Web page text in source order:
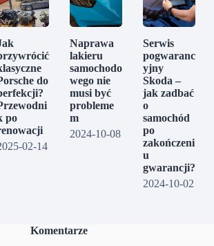
do
po
02-14
Naprawa
lakieru
samochodo
wego nie
musi być
probleme
m
2024-10-08
Serwis
pogwaranc
yjny
Skoda –
jak zadbać
o
samochód
po
zakończeni
u
gwarancji?
2024-10-02
Komentarze